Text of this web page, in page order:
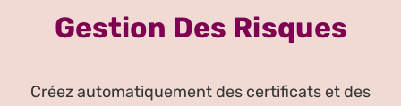
Gestion Des Risques
Créez automatiquement des certificats et des